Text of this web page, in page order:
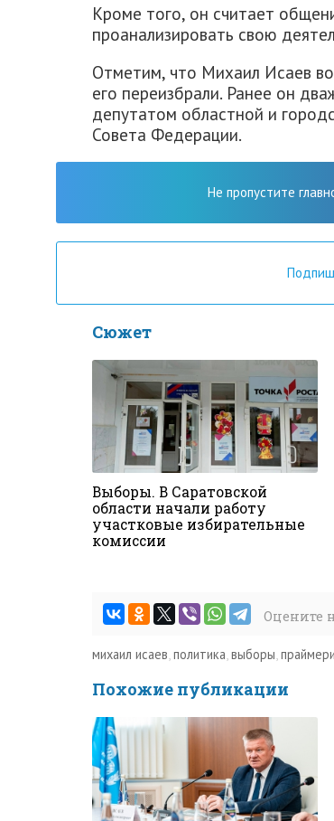
Кроме того, он считает
проанализировать свою
Отметим, что Михаил Исаев
его переизбрали. Ранее он
депутатом областной и
Совета Федерации.
Не пропустите
Сюжет
Выборы. В Саратовской
области начали работу
участковые избирательные
комиссии
Оцените
михаил исаев,политика,выборы,
Похожие публикации